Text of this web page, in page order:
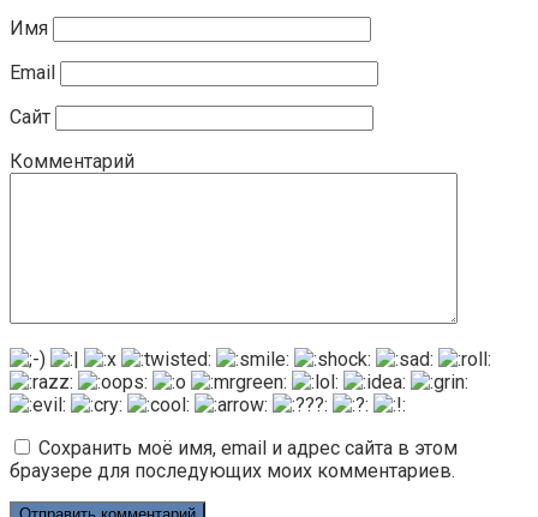
Имя
Email
Сайт
Комментарий
Сохранить моё имя, email и адрес сайта в этом
браузере для последующих моих комментариев.